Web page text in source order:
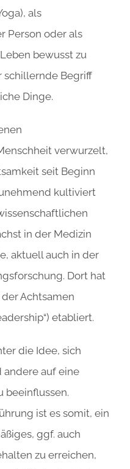
als
Person oder als
bewusst zu
schillernde Begriff
Dinge.
verwurzelt,
seit Beginn
kultiviert
in der Medizin
aktuell auch in der
Dort hat
Achtsamen
etabliert.
die Idee, sich
andere auf eine
beeinflussen.
ist es somit, ein
ggf. auch
zu erreichen,